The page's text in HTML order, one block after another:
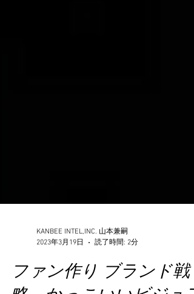
KANBEE INTEL,INC. 山本兼嗣
2023年3月19日
読了時間: 2分